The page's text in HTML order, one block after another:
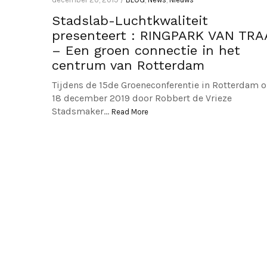
Stadslab-Luchtkwaliteit
presenteert : RINGPARK VAN
– Een groen connectie in het
centrum van Rotterdam
Tijdens de 15de Groeneconferentie in Rotterdam
18 december 2019 door Robbert de Vrieze
Stadsmaker… Read More